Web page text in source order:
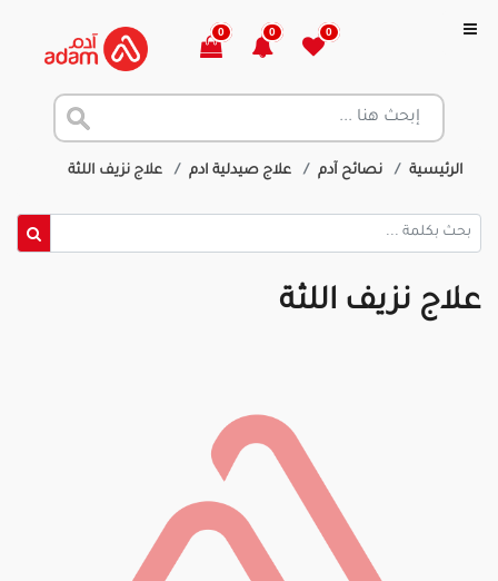
0
0
0
الرئيسية نصائح آدم علاج صيدلية ادم علاج نزيف اللثة
علاج نزيف اللثة